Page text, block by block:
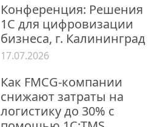
Конференция: Решения
1С для цифровизации
бизнеса, г. Калининград
17.07.2026
Как FMCG-компании
снижают затраты на
логистику до 30% с